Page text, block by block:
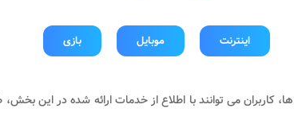
اینترنت موبایل بازی
کاربران می توانند با اطلاع از خدمات ارائه شده در این بخش،